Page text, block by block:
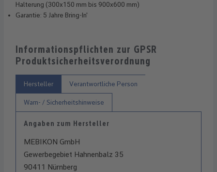
Halterung (300x150 mm bis 900x600 mm)
Garantie: 5 Jahre Bring-In'
Informationspflichten zur GPSR
Produktsicherheitsverordnung
Hersteller Verantwortliche Person
Warn- / Sicherheitshinweise
Angaben zum Hersteller
MEBIKON GmbH
Gewerbegebiet Hahnenbalz 35
90411 Nürnberg